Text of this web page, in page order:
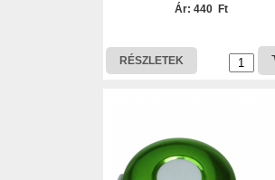
Ár: 440 Ft
RÉSZLETEK